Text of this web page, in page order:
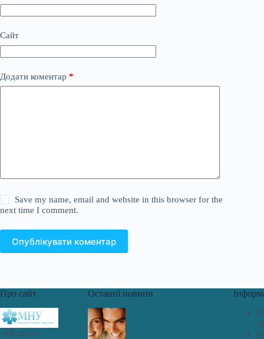
Сайт
Додати коментар *
Save my name, email and website in this browser for the
next time I comment.
Опублікувати коментар
Про сайт
«Медичні
Останні новини